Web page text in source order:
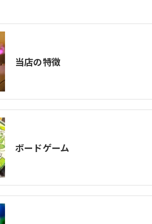
当店の特徴
ボードゲーム